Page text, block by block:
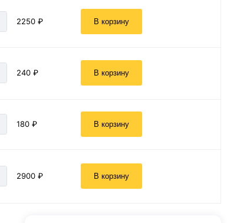
2250 ₽ В корзину
240 ₽ В корзину
180 ₽ В корзину
2900 ₽ В корзину